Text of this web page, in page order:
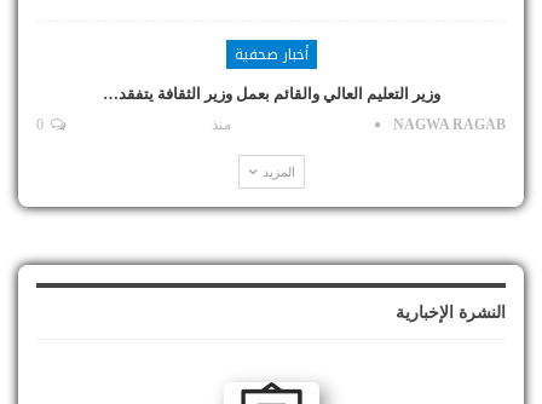
أخبار صحفية
وزير التعليم العالي والقائم بعمل وزير الثقافة يتفقد…
NAGWA RAGAB منذ
المزيد
النشرة الإخبارية